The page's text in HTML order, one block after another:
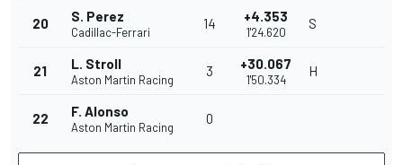
20 S. Perez
Cadillac-Ferrari
14 +4.353
1'24.620
S
21 L. Stroll
Aston Martin Racing
3 +30.067
1'50.334
H
22 F. Alonso
Aston Martin Racing
0